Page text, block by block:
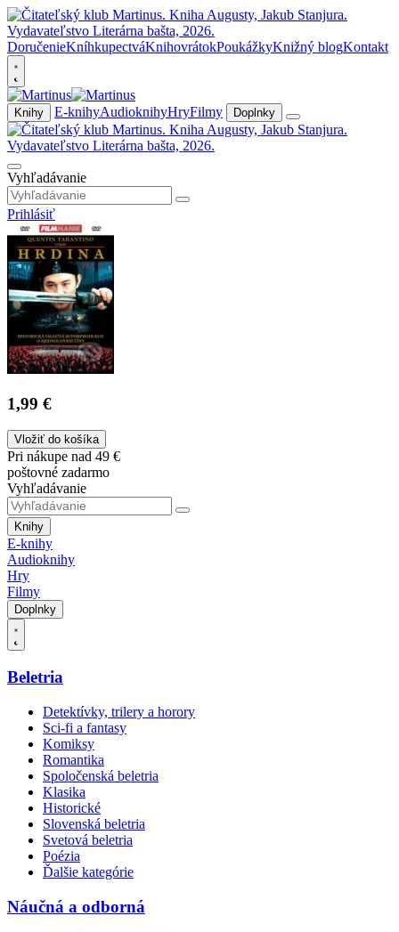
DoručenieKníhkupectváKnihovrátokPoukážkyKnižný blogKontakt
Knihy E-knihyAudioknihyHryFilmy Doplnky
Vyhľadávanie
Prihlásiť
1,99 €
Vložiť do košíka
Pri nákupe nad 49 €
poštovné zadarmo
Vyhľadávanie
Knihy
E-knihy
Audioknihy
Hry
Filmy
Doplnky
Beletria
Detektívky, trilery a horory
Sci-fi a fantasy
Komiksy
Romantika
Spoločenská beletria
Klasika
Historické
Slovenská beletria
Svetová beletria
Poézia
Ďalšie kategórie
Náučná a odborná